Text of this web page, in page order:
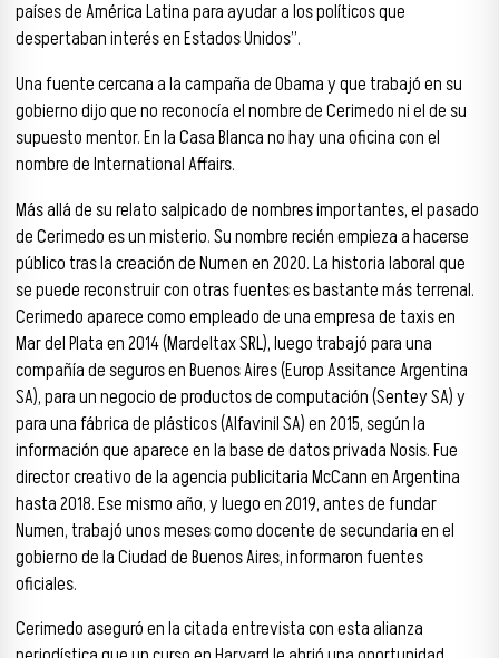
países de América Latina para ayudar a los políticos que
despertaban interés en Estados Unidos”.
Una fuente cercana a la campaña de Obama y que trabajó en su
gobierno dijo que no reconocía el nombre de Cerimedo ni el de su
supuesto mentor. En la Casa Blanca no hay una oficina con el
nombre de International Affairs.
Más allá de su relato salpicado de nombres importantes, el pasado
de Cerimedo es un misterio. Su nombre recién empieza a hacerse
público tras la creación de Numen en 2020. La historia laboral que
se puede reconstruir con otras fuentes es bastante más terrenal.
Cerimedo aparece como empleado de una empresa de taxis en
Mar del Plata en 2014 (Mardeltax SRL), luego trabajó para una
compañía de seguros en Buenos Aires (Europ Assitance Argentina
SA), para un negocio de productos de computación (Sentey SA) y
para una fábrica de plásticos (Alfavinil SA) en 2015, según la
información que aparece en la base de datos privada Nosis. Fue
director creativo de la agencia publicitaria McCann en Argentina
hasta 2018. Ese mismo año, y luego en 2019, antes de fundar
Numen, trabajó unos meses como docente de secundaria en el
gobierno de la Ciudad de Buenos Aires, informaron fuentes
oficiales.
Cerimedo aseguró en la citada entrevista con esta alianza